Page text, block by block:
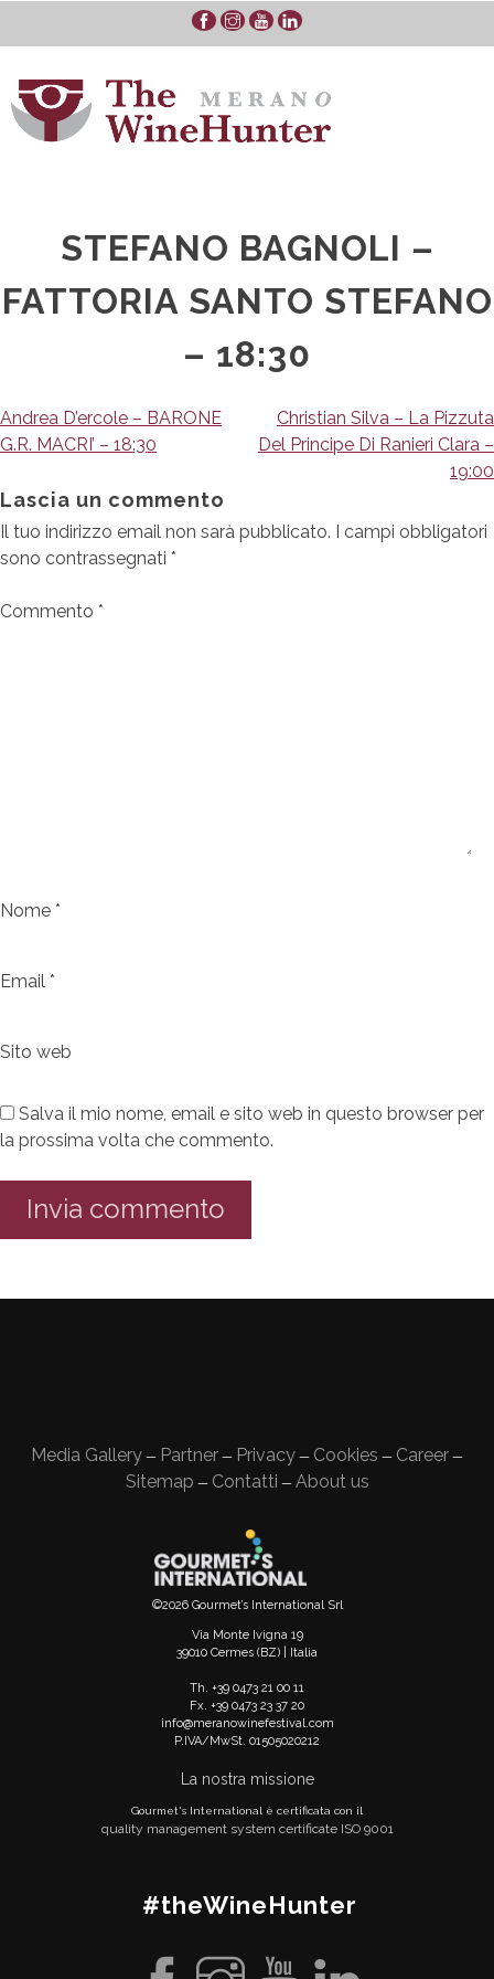
STEFANO BAGNOLI –
FATTORIA SANTO STEFANO
– 18:30
Navigazione
articoli
Andrea D’ercole – BARONE
G.R. MACRI’ – 18:30
Christian Silva – La Pizzuta
Del Principe Di Ranieri Clara –
19:00
Lascia un commento
Il tuo indirizzo email non sarà pubblicato. I campi obbligatori
sono contrassegnati *
Commento *
Nome *
Email *
Sito web
Salva il mio nome, email e sito web in questo browser per
la prossima volta che commento.
Media Gallery — Partner — Privacy — Cookies — Career —
Sitemap — Contatti — About us
©2026 Gourmet’s International Srl
Via Monte Ivigna 19
39010 Cermes (BZ) | Italia
Th. +39 0473 21 00 11
Fx. +39 0473 23 37 20
info@meranowinefestival.com
P.IVA/MwSt. 01505020212
La nostra missione
Gourmet's International è certificata con il
quality management system certificate ISO 9001
#theWineHunter